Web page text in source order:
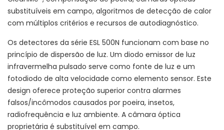
substituíveis em campo, algoritmos de detecção de calor
com múltiplos critérios e recursos de autodiagnóstico.
Os detectores da série ESL 500N funcionam com base no
princípio de dispersão de luz. Um diodo emissor de luz
infravermelha pulsado serve como fonte de luz e um
fotodiodo de alta velocidade como elemento sensor. Este
design oferece proteção superior contra alarmes
falsos/incômodos causados ​​por poeira, insetos,
radiofrequência e luz ambiente. A câmara óptica
proprietária é substituível em campo.